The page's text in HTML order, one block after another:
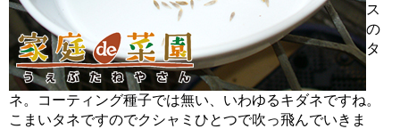
ス
の
タ
ネ。コーティング種子では無い、いわゆるキダネですね。
こまいタネですのでクシャミひとつで吹っ飛んでいきま